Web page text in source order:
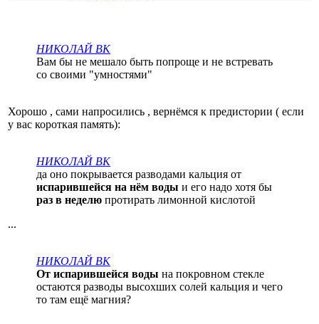
НИКОЛАЙ ВК
Вам бы не мешало быть попроще и не встревать
со своими "умностями"
Хорошо , сами напросились , вернёмся к предистории ( если
у вас короткая память):
НИКОЛАЙ ВК
да оно покрывается разводами кальция от
испарившейся на нём воды и его надо хотя бы
раз в неделю протирать лимонной кислотой
...
НИКОЛАЙ ВК
От испарившейся воды на покровном стекле
остаются разводы высохших солей кальция и чего
то там ещё магния?